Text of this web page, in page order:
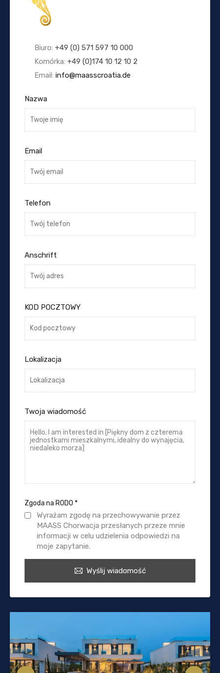
Biuro: +49 (0) 571 597 10 000
Komórka: +49 (0)174 10 12 10 2
Email: info@maasscroatia.de
Nazwa
Email
Telefon
Anschrift
KOD POCZTOWY
Lokalizacja
Twoja wiadomość
Zgoda na RODO *
Wyrażam zgodę na przechowywanie przez
MAASS Chorwacja przesłanych przeze mnie
informacji w celu udzielenia odpowiedzi na
moje zapytanie.
Wyślij wiadomość